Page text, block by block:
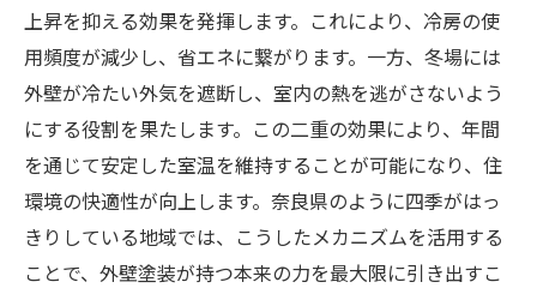
外壁塗装がもたらす環境への影響
エネルギー効率改善事例の紹介
外壁塗装での温暖化対策
奈良県の省エネ政策と外壁塗装の関連性
冷暖房費を節約するための外壁塗装のポイント
コストパフォーマンスの高い塗装選び
冷暖房効率を高める断熱技術
上昇を抑える効果を発揮します。これにより、冷房の使
用頻度が減少し、省エネに繋がります。一方、冬場には
外壁が冷たい外気を遮断し、室内の熱を逃がさないよう
にする役割を果たします。この二重の効果により、年間
を通じて安定した室温を維持することが可能になり、住
環境の快適性が向上します。奈良県のように四季がはっ
きりしている地域では、こうしたメカニズムを活用する
ことで、外壁塗装が持つ本来の力を最大限に引き出すこ